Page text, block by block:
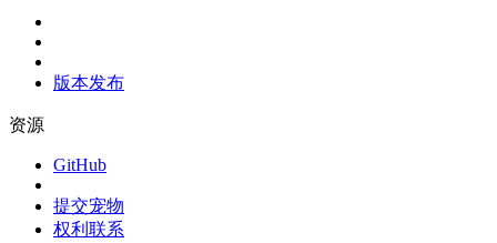
版本发布
资源
GitHub
提交宠物
权利联系